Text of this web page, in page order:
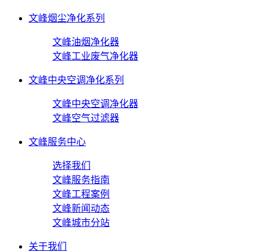
文峰烟尘净化系列
文峰油烟净化器
文峰工业废气净化器
文峰中央空调净化系列
文峰中央空调净化器
文峰空气过滤器
文峰服务中心
选择我们
文峰服务指南
文峰工程案例
文峰新闻动态
文峰城市分站
关于我们